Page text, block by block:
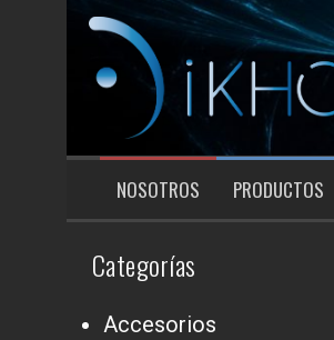
contenido
NOSOTROS PRODUCTOS
Categorías
Accesorios